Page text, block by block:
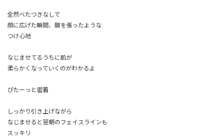
全然べたつきなしで
顔に広げた瞬間、膜を張ったような
つけ心地
なじませてるうちに肌が
柔らかくなっていくのがわかるよ
ぴたーっと密着
しっかり引き上げながら
なじませると翌朝のフェイスラインも
スッキリ